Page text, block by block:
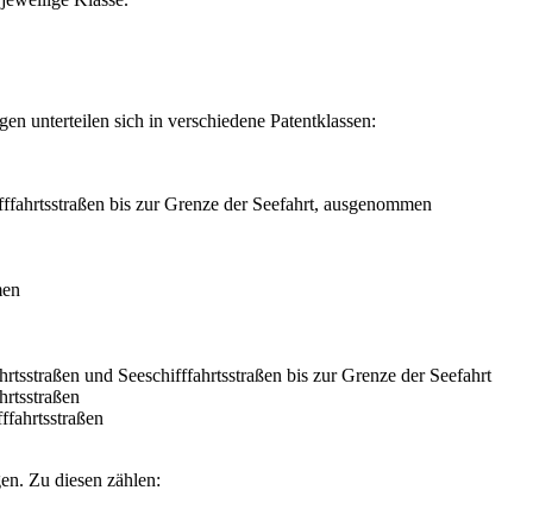
unterteilen sich in verschiedene Patentklassen:
bis zur Grenze der Seefahrt, ausgenommen
und Seeschifffahrtsstraßen bis zur Grenze der Seefahrt
Zu diesen zählen: